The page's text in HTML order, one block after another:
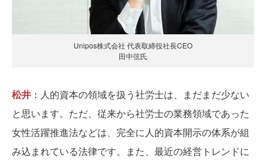
Unipos株式会社 代表取締役社長CEO
田中弦氏
松井 ：人的資本の領域を扱う社労士は、まだまだ少ない
と思います。ただ、従来から社労士の業務領域であった
女性活躍推進法などは、完全に人的資本開示の体系が組
み込まれている法律です。また、最近の経営トレンドに